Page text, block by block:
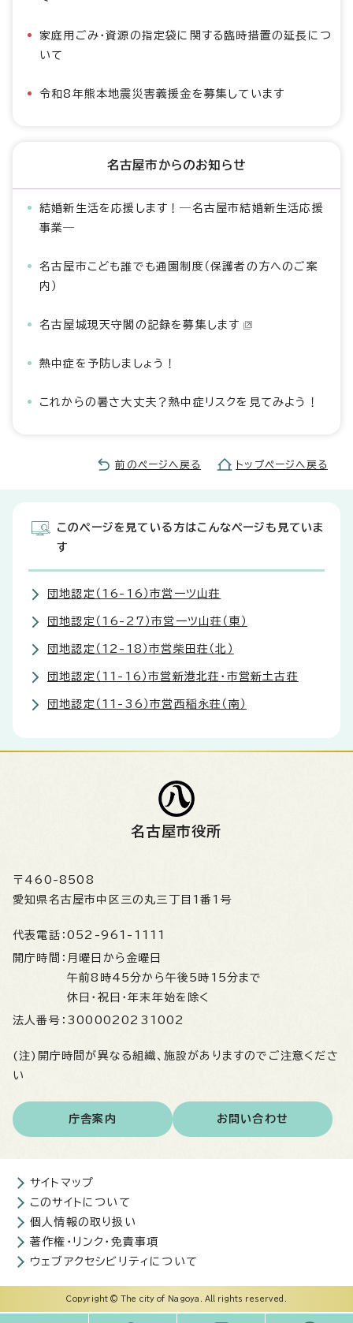
家庭用ごみ・資源の指定袋に関する臨時措置の延長につ
いて
令和8年熊本地震災害義援金を募集しています
名古屋市からのお知らせ
結婚新生活を応援します！―名古屋市結婚新生活応援
事業―
名古屋市こども誰でも通園制度（保護者の方へのご案
内）
名古屋城現天守閣の記録を募集します
熱中症を予防しましょう！
これからの暑さ大丈夫？熱中症リスクを見てみよう！
前のページへ戻る トップページへ戻る
このページを見ている方はこんなページも見ていま
す
団地認定（16-16）市営一ツ山荘
団地認定（16-27）市営一ツ山荘（東）
団地認定（12-18）市営柴田荘（北）
団地認定（11-16）市営新港北荘・市営新土古荘
団地認定（11-36）市営西稲永荘（南）
名古屋市役所
〒460-8508
愛知県名古屋市中区三の丸三丁目1番1号
代表電話： 052-961-1111
開庁時間： 月曜日から金曜日
午前8時45分から午後5時15分まで
休日・祝日・年末年始を除く
法人番号： 3000020231002
(注)開庁時間が異なる組織、施設がありますのでご注意くださ
い
庁舎案内 お問い合わせ
サイトマップ
このサイトについて
個人情報の取り扱い
著作権・リンク・免責事項
ウェブアクセシビリティについて
Copyright © The city of Nagoya. All rights reserved.